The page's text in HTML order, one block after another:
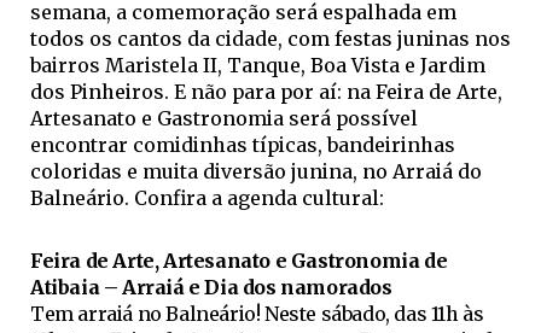
semana, a comemoração será espalhada em
todos os cantos da cidade, com festas juninas nos
bairros Maristela II, Tanque, Boa Vista e Jardim
dos Pinheiros. E não para por aí: na Feira de Arte,
Artesanato e Gastronomia será possível
encontrar comidinhas típicas, bandeirinhas
coloridas e muita diversão junina, no Arraiá do
Balneário. Confira a agenda cultural:
Feira de Arte, Artesanato e Gastronomia de
Atibaia – Arraiá e Dia dos namorados
Tem arraiá no Balneário! Neste sábado, das 11h às